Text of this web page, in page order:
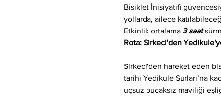
Bisiklet İnisiyatifi
yollarda, ailece
Etkinlik ortalama 3 saat
Rota: Sirkeci'den
Sirkeci'den hareket eden
tarihi Yedikule Surları’na
uçsuz bucaksız maviliği